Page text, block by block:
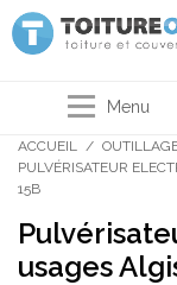
Menu
ACCUEIL /
PULVÉRISATEUR
15B
usages